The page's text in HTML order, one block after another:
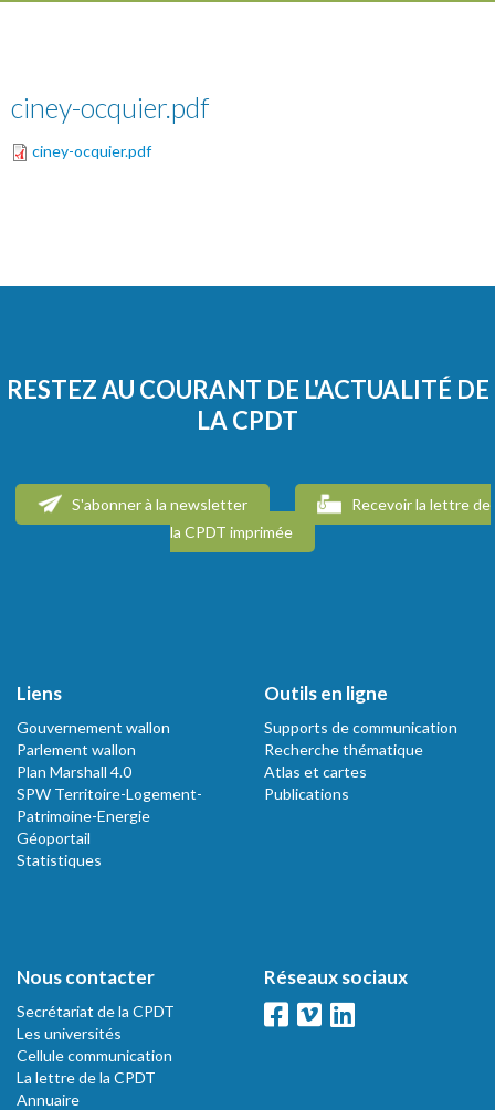
ciney-ocquier.pdf
ciney-ocquier.pdf
RESTEZ AU COURANT DE L'ACTUALITÉ DE
LA CPDT
S'abonner à la newsletter
Recevoir la lettre de
la CPDT imprimée
Liens
Gouvernement wallon
Parlement wallon
Plan Marshall 4.0
SPW Territoire-Logement-
Patrimoine-Energie
Géoportail
Statistiques
Outils en ligne
Supports de communication
Recherche thématique
Atlas et cartes
Publications
Nous contacter
Secrétariat de la CPDT
Les universités
Cellule communication
La lettre de la CPDT
Annuaire
Réseaux sociaux